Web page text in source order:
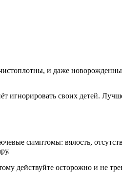
и даже
игнорировать своих детей.
симптомы: вялость,
действуйте осторожно и не